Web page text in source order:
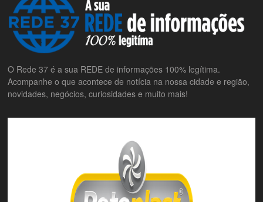
O Rede 37 é a sua REDE de informações 100% legítima.
Acompanhe o que acontece de notícia na nossa cidade e região,
novidades, negócios, curiosidades e muito mais!